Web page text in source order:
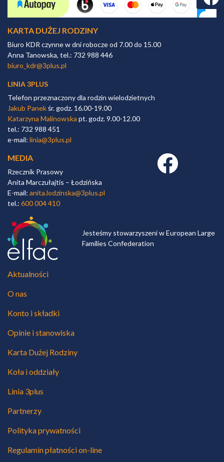
KARTA DUŻEJ RODZINY
Biuro KDR czynne w dni robocze od 7.00 do 15.00
Anna Tanowska, tel.: 732 988 446
biuro_kdr@3plus.pl
LINIA 3PLUS
Telefon przeznaczony dla rodzin wielodzietnych
Jakub Panekśr. godz. 16.00-19.00
Katarzyna Malinowska pt. godz. 9.00-12.00
tel.: 732 988 451
e-mail: linia@3plus.pl
MEDIA
Rzecznik Prasowy
Anita Marczułajtis – Łodzińska
E-mail: anita.lodzinska@3plus.pl
tel.: 600 004 410
Facebook link
Jesteśmy stowarzyszeni w European Large
Families Confederation
Aktualności
O nas
Konto i składki
Opinie i stanowiska
Karta Dużej Rodziny
Koła i oddziały
Linia 3plus
Partnerzy
Polityka prywatności
Regulamin płatności on-line